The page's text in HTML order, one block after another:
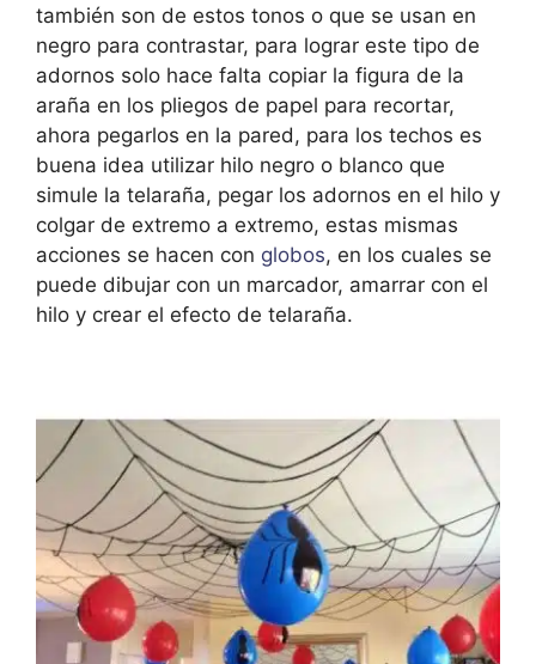
también son de estos tonos o que se usan en
negro para contrastar, para lograr este tipo de
adornos solo hace falta copiar la figura de la
araña en los pliegos de papel para recortar,
ahora pegarlos en la pared, para los techos es
buena idea utilizar hilo negro o blanco que
simule la telaraña, pegar los adornos en el hilo y
colgar de extremo a extremo, estas mismas
acciones se hacen con globos, en los cuales se
puede dibujar con un marcador, amarrar con el
hilo y crear el efecto de telaraña.